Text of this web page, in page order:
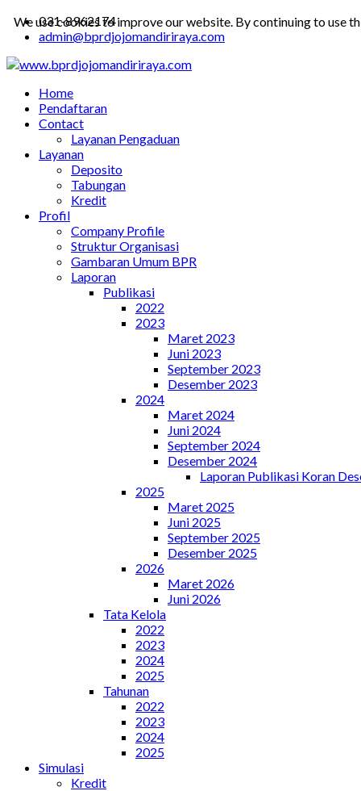
031-8962174
admin@bprdjojomandiriraya.com
Home
Pendaftaran
Contact
Layanan Pengaduan
Layanan
Deposito
Tabungan
Kredit
Profil
Company Profile
Struktur Organisasi
Gambaran Umum BPR
Laporan
Publikasi
2022
2023
Maret 2023
Juni 2023
September 2023
Desember 2023
2024
Maret 2024
Juni 2024
September 2024
Desember 2024
Laporan Publikasi Koran
2025
Maret 2025
Juni 2025
September 2025
Desember 2025
2026
Maret 2026
Juni 2026
Tata Kelola
2022
2023
2024
2025
Tahunan
2022
2023
2024
2025
Simulasi
Kredit
We use cookies to improve our website. By continuing to use